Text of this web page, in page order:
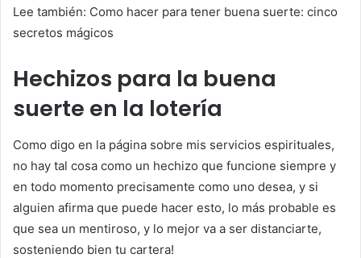
Lee también: Como hacer para tener buena suerte: cinco
secretos mágicos
Hechizos para la buena
suerte en la lotería
Como digo en la página sobre mis servicios espirituales,
no hay tal cosa como un hechizo que funcione siempre y
en todo momento precisamente como uno desea, y si
alguien afirma que puede hacer esto, lo más probable es
que sea un mentiroso, y lo mejor va a ser distanciarte,
sosteniendo bien tu cartera!